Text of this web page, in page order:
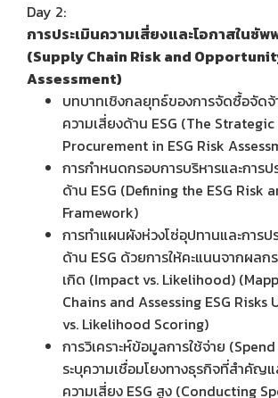
Day 2:
การประเมินความเสี่ยงและโอกาสในซัพ
(Supply Chain Risk and
Assessment)
บทบาทเชิงกลยุทธ์ของการจัดซื้อจัดจ้
ความเสี่ยงด้าน ESG (The
Procurement in ESG Risk
การกำหนดกรอบการบริหารและการป
ด้าน ESG (Defining the ESG Risk
Framework)
การทำแผนผังห่วงโซ่อุปทานและการป
ด้าน ESG ด้วยการให้คะแนนจากผลก
เกิด (Impact vs. Likelihood)
Chains and Assessing ESG Risks
vs. Likelihood Scoring)
การวิเคราะห์ข้อมูลการใช้จ่าย
ระบุความเชื่อมโยงทางธุรกิจที่สำคัญ
ความเสี่ยง ESG สูง (Conducting